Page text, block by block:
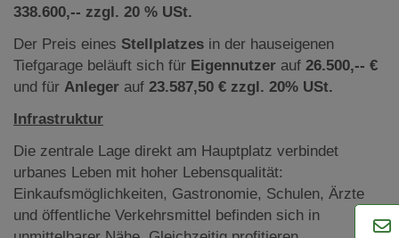
338.600,-- zzgl. 20 % USt.
Der Preis eines Stellplatzes in der hauseigenen
Tiefgarage beläuft sich für Eigennutzer auf 26.500,-- €
und für Anleger auf 23.587,50 € zzgl. 20% USt.
Infrastruktur
Die zentrale Lage direkt am Hauptplatz verbindet
urbanes Leben mit hoher Lebensqualität:
Einkaufsmöglichkeiten, Gastronomie, Schulen, Ärzte
und öffentliche Verkehrsmittel befinden sich in